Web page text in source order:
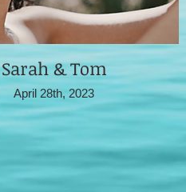
Sarah & Tom
April 28th, 2023